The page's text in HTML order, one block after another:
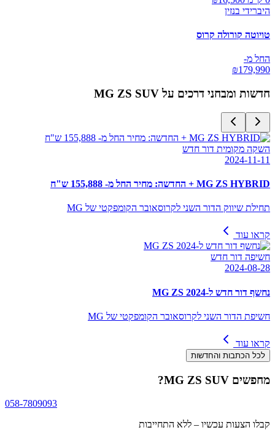
היברידי בנזין
טויוטה קורולה קרוס
החל מ-
₪179,990
חדשות ומבחני דרכים על MG ZS SUV
השקה מקומית דור חדש
2024-11-11
MG ZS HYBRID + החדשה: מחיר החל מ- 155,888 ש"ח
תחילת שיווק הדור השני לקרוסאובר הקומפקטי של MG
קראו עוד
חשיפה דור חדש
2024-08-28
נחשף דור חדש ל-MG ZS 2024
חשיפת הדור השני לקרוסאובר הקומפקטי של MG
קראו עוד
לכל הכתבות והחדשות
מחפשים MG ZS SUV
?
058-7809093
קבלו הצעות עכשיו – ללא התחייבות